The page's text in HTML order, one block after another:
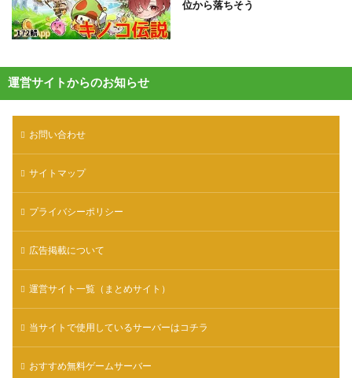
位から落ちそう
運営サイトからのお知らせ
お問い合わせ
サイトマップ
プライバシーポリシー
広告掲載について
運営サイト一覧（まとめサイト）
当サイトで使用しているサーバーはコチラ
おすすめ無料ゲームサーバー